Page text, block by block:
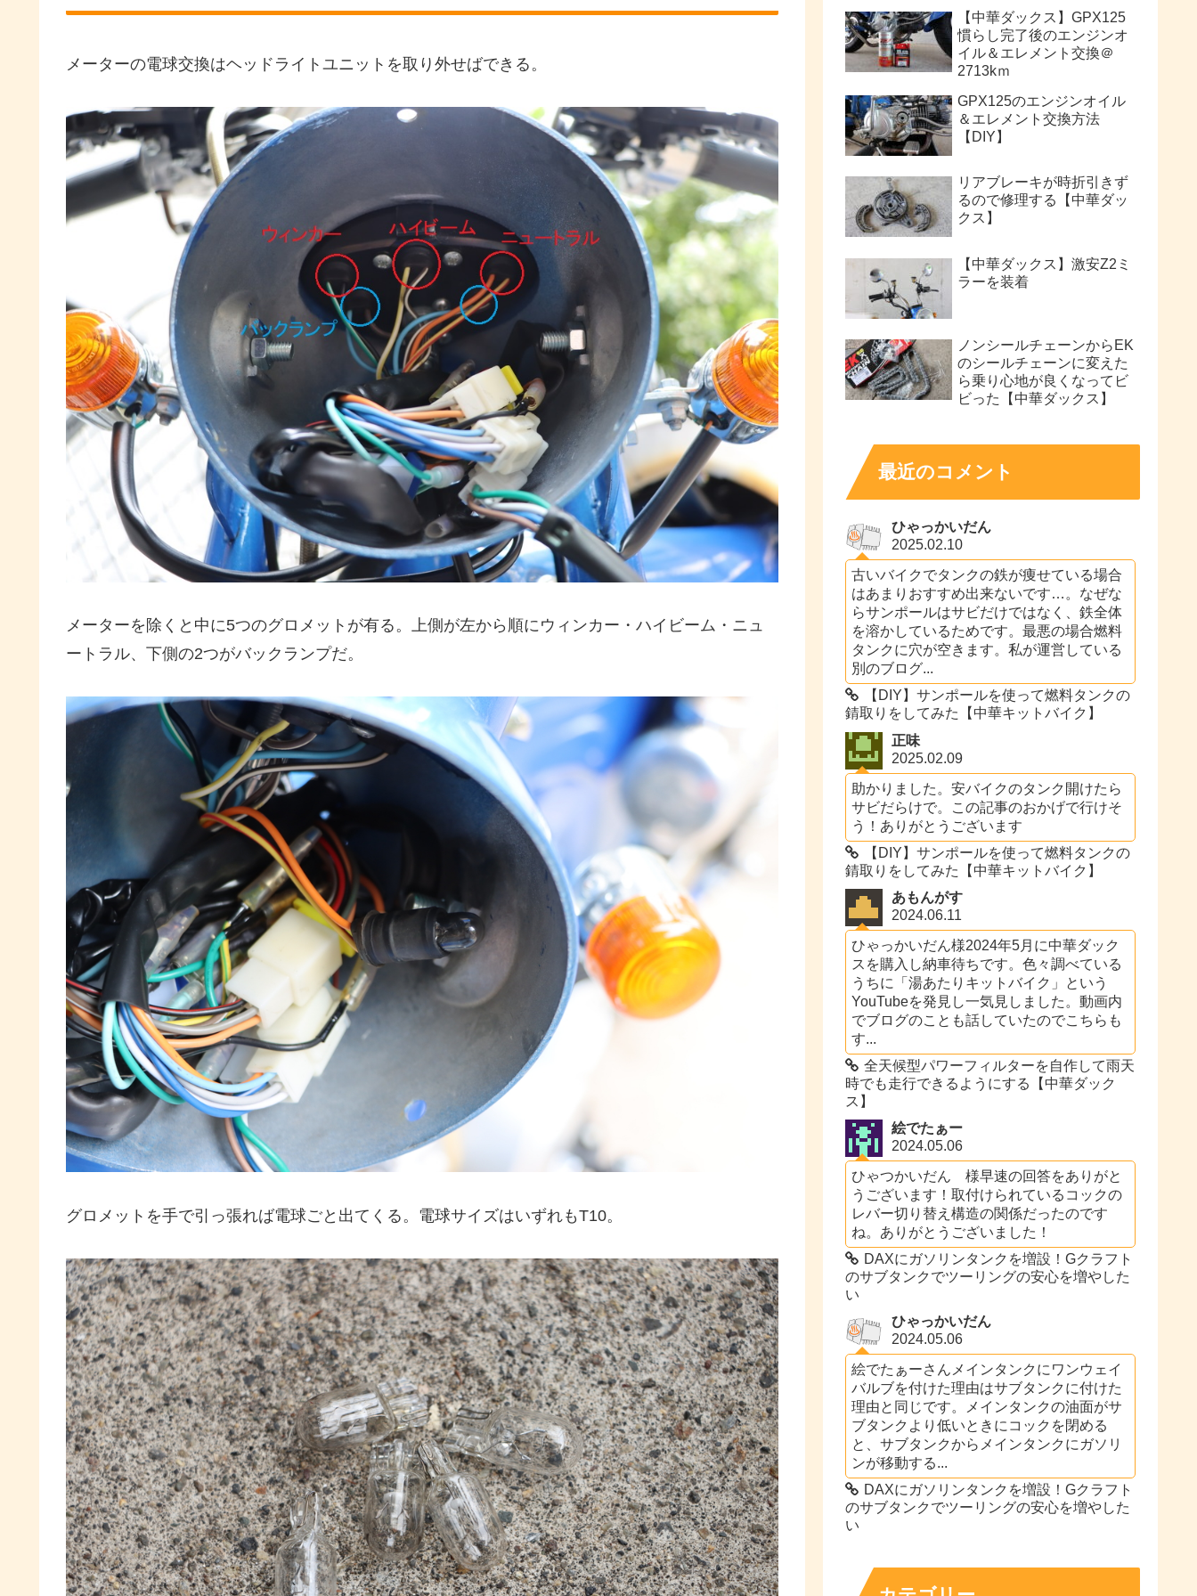
メーターの電球交換はヘッドライトユニットを取り外せばできる。
メーターを除くと中に5つのグロメットが有る。上側が左から順にウィンカー・ハイビーム・ニュ
ートラル、下側の2つがバックランプだ。
グロメットを手で引っ張れば電球ごと出てくる。電球サイズはいずれもT10。
【中華ダックス】GPX125
慣らし完了後のエンジンオ
イル＆エレメント交換＠
2713kｍ
GPX125のエンジンオイル
＆エレメント交換方法
【DIY】
リアブレーキが時折引きず
るので修理する【中華ダッ
クス】
【中華ダックス】激安Z2ミ
ラーを装着
ノンシールチェーンからEK
のシールチェーンに変えた
ら乗り心地が良くなってビ
ビった【中華ダックス】
最近のコメント
ひゃっかいだん
2025.02.10
古いバイクでタンクの鉄が痩せている場合
はあまりおすすめ出来ないです…。なぜな
らサンポールはサビだけではなく、鉄全体
を溶かしているためです。最悪の場合燃料
タンクに穴が空きます。私が運営している
別のブログ...
【DIY】サンポールを使って燃料タンクの
錆取りをしてみた【中華キットバイク】
正味
2025.02.09
助かりました。安バイクのタンク開けたら
サビだらけで。この記事のおかげで行けそ
う！ありがとうございます
【DIY】サンポールを使って燃料タンクの
錆取りをしてみた【中華キットバイク】
あもんがす
2024.06.11
ひゃっかいだん様2024年5月に中華ダック
スを購入し納車待ちです。色々調べている
うちに「湯あたりキットバイク」という
YouTubeを発見し一気見しました。動画内
でブログのことも話していたのでこちらも
す...
全天候型パワーフィルターを自作して雨天
時でも走行できるようにする【中華ダック
ス】
絵でたぁー
2024.05.06
ひゃつかいだん 様早速の回答をありがと
うございます！取付けられているコックの
レバー切り替え構造の関係だったのです
ね。ありがとうございました！
DAXにガソリンタンクを増設！Gクラフト
のサブタンクでツーリングの安心を増やした
い
ひゃっかいだん
2024.05.06
絵でたぁーさんメインタンクにワンウェイ
バルブを付けた理由はサブタンクに付けた
理由と同じです。メインタンクの油面がサ
ブタンクより低いときにコックを閉める
と、サブタンクからメインタンクにガソリ
ンが移動する...
DAXにガソリンタンクを増設！Gクラフト
のサブタンクでツーリングの安心を増やした
い